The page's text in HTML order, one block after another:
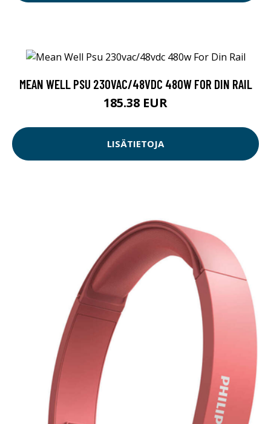
MEAN WELL PSU 230VAC/48VDC 480W FOR DIN RAIL
185.38 EUR
LISÄTIETOJA